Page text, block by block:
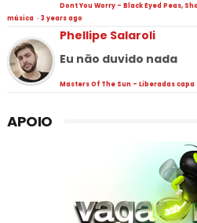
Dont You Worry - Black Eyed Peas,
música · 3 years ago
Phellipe Salaroli
Eu não duvido nada
Masters Of The Sun - Liberadas
APOIO